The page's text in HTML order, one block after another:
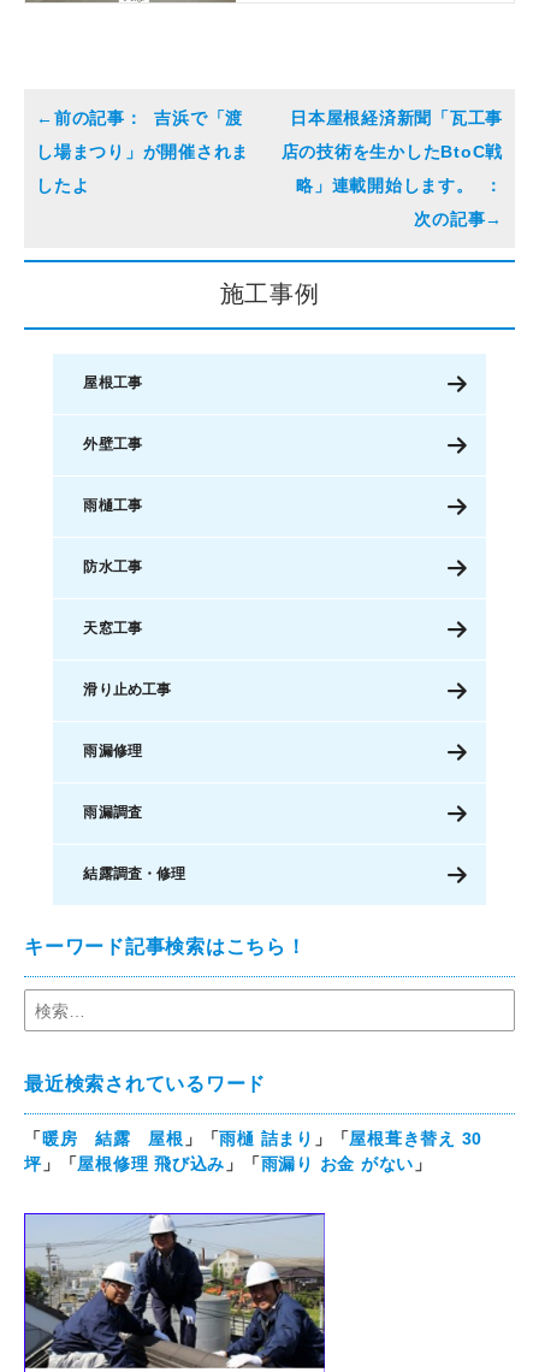
吉浜で「渡
し場まつり」が開催されま
したよ
日本屋根経済新聞「瓦工事
店の技術を生かしたBtoC戦
略」連載開始します。
施工事例
屋根工事
外壁工事
雨樋工事
防水工事
天窓工事
滑り止め工事
雨漏修理
雨漏調査
結露調査・修理
キーワード記事検索はこちら！
最近検索されているワード
「暖房 結露 屋根 」「雨樋 詰まり 」「屋根葺き替え 30
坪」「屋根修理 飛び込み 」「雨漏り お金 がない 」